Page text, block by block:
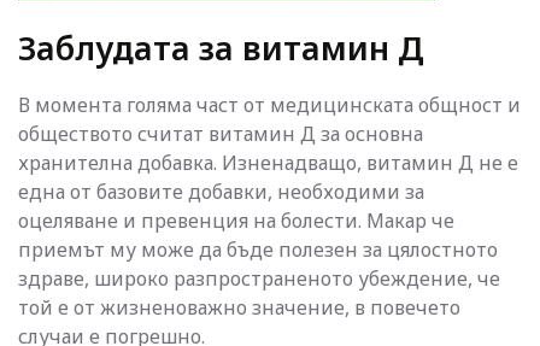
Заблудата за витамин Д
В момента голяма част от медицинската общност и
обществото считат витамин Д за основна
хранителна добавка. Изненадващо, витамин Д не е
една от базовите добавки, необходими за
оцеляване и превенция на болести. Макар че
приемът му може да бъде полезен за цялостното
здраве, широко разпространеното убеждение, че
той е от жизненоважно значение, в повечето
случаи е погрешно.